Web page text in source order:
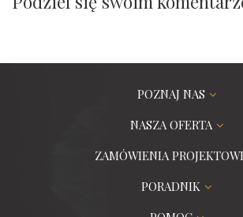
POZNAJ NAS
NASZA OFERTA
ZAMÓWIENIA
PORADNIK